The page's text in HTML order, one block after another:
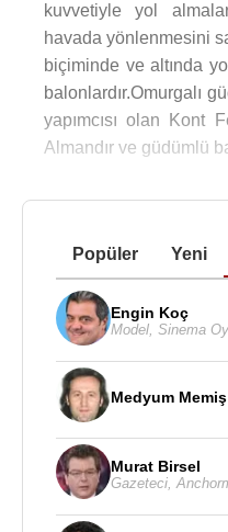
kuvvetiyle yol
havada yönlenmesini
biçiminde ve altında
balonlardır.Omurgalı
yapımcısı olan Kont
Almandır ve güdümlü
Popüler Yeni
Engin Koç
Model Sinema
Medyum Memiş
Murat Birsel
Gazeteci